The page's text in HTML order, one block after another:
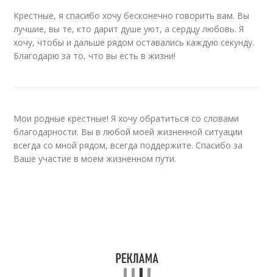
Крестные, я спасибо хочу бесконечно говорить вам. Вы
лучшие, вы те, кто дарит душе уют, а сердцу любовь. Я
хочу, чтобы и дальше рядом оставались каждую секунду.
Благодарю за то, что вы есть в жизни!
Мои родные крестные! Я хочу обратиться со словами
благодарности. Вы в любой моей жизненной ситуации
всегда со мной рядом, всегда поддержите. Спасибо за
Ваше участие в моем жизненном пути.